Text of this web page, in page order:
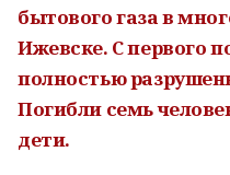
бытового газа в
Ижевске. С первого
полностью
Погибли семь
дети.